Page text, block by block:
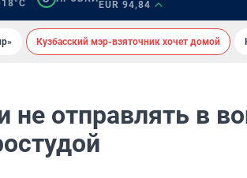
EUR 94,84
Кузбасский мэр-взяточник хочет домой
отправлять в